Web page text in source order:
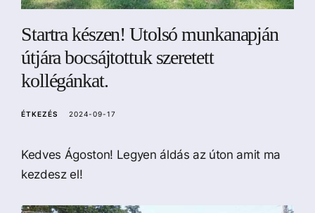
a
Startra készen! Utolsó munkanapján
útjára bocsájtottuk szeretett
kollégánkat.
ÉTKEZÉS 2024-09-17
Kedves Ágoston! Legyen áldás az úton amit ma
kezdesz el!